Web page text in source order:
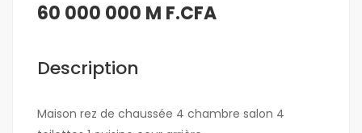
60 000 000 M F.CFA
Description
Maison rez de chaussée 4 chambre salon 4